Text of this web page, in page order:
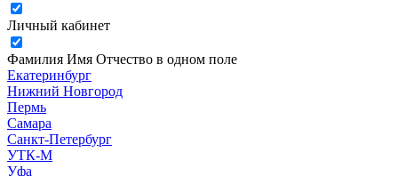
Личный кабинет
Фамилия Имя Отчество в одном поле
Екатеринбург
Нижний Новгород
Пермь
Самара
Санкт-Петербург
УТК-М
Уфа